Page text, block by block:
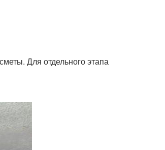
Для отдельного этапа